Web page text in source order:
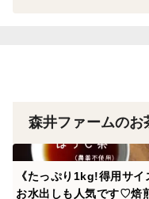
香ばし煎茶『晴耕雨読
【２０２６年４月２９
森井ファームのお
《たっぷり1kg!得用サイ
お水出しも人気です♡焙